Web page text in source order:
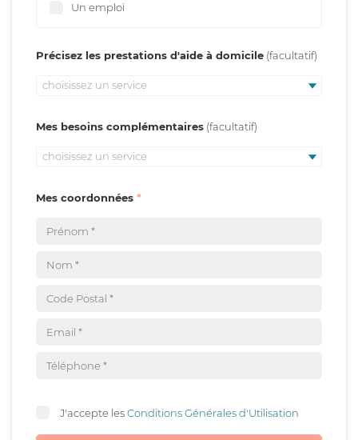
Un emploi
Précisez les prestations d'aide à domicile
choisissez un service
Mes besoins complémentaires
choisissez un service
Mes coordonnées
J'accepte lesConditions Générales d'Utilisation